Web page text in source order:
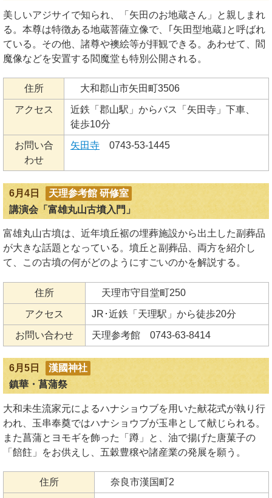
美しいアジサイで知られ、「矢田のお地蔵さん」と親しまれ
る。本尊は特徴ある地蔵菩薩立像で、｢矢田型地蔵｣と呼ばれ
ている。その他、諸尊や襖絵等が拝観できる。あわせて、閻
魔像などを安置する閻魔堂も特別公開される。
住所 大和郡山市矢田町3506
アクセス
近鉄「郡山駅」からバス「矢田寺」下車、
徒歩10分
お問い合
わせ
矢田寺 0743-53-1445
6月4日
天理参考館 研修室
講演会「富雄丸山古墳入門」
富雄丸山古墳は、近年墳丘裾の埋葬施設から出土した副葬品
が大きな話題となっている。墳丘と副葬品、両方を紹介し
て、この古墳の何がどのようにすごいのかを解説する。
住所 天理市守目堂町250
アクセス JR･近鉄「天理駅」から徒歩20分
お問い合わせ 天理参考館 0743-63-8414
6月5日
漢國神社
鎮華・菖蒲祭
大和未生流家元によるハナショウブを用いた献花式が執り行
われ、玉串奉奠ではハナショウブが玉串として献じられる。
また菖蒲とヨモギを飾った「蹲」と、油で揚げた唐菓子の
「餢飳」をお供えし、五穀豊穣や諸産業の発展を願う。
住所 奈良市漢国町2